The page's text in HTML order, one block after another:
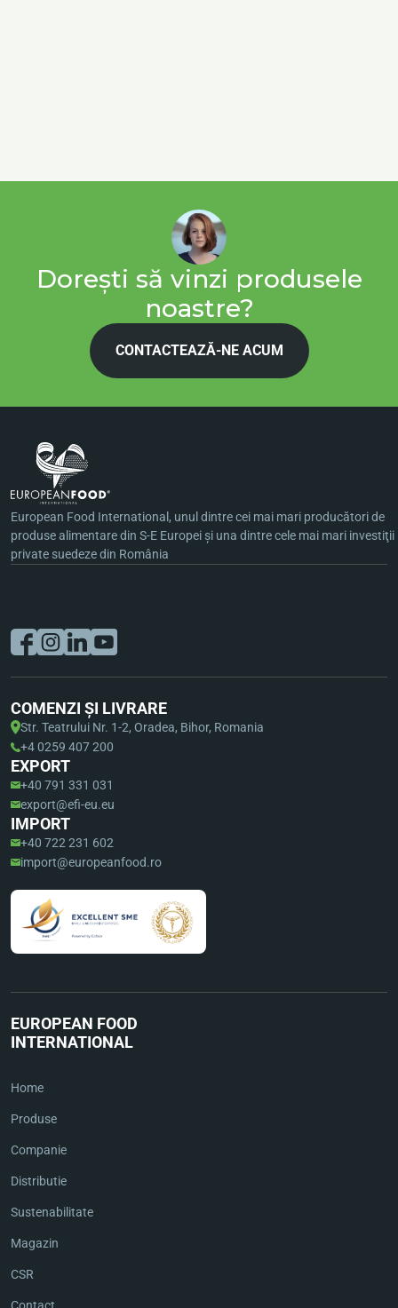
Dorești să vinzi produsele
noastre?
CONTACTEAZĂ-NE ACUM
European Food International, unul dintre cei mai mari producători de
produse alimentare din S-E Europei şi una dintre cele mai mari investiţii
private suedeze din România
COMENZI ȘI LIVRARE
Str. Teatrului Nr. 1-2, Oradea, Bihor, Romania
+4 0259 407 200
EXPORT
+40 791 331 031
export@efi-eu.eu
IMPORT
+40 722 231 602
import@europeanfood.ro
EUROPEAN FOOD
INTERNATIONAL
Home
Produse
Companie
Distributie
Sustenabilitate
Magazin
CSR
Contact